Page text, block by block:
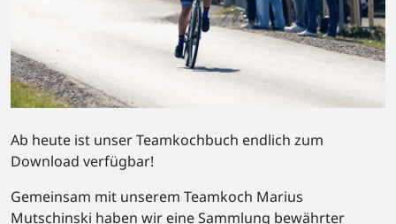
Ab heute ist unser Teamkochbuch endlich zum
Download verfügbar!
Gemeinsam mit unserem Teamkoch Marius
Mutschinski haben wir eine Sammlung bewährter